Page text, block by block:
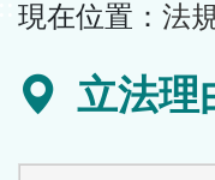
區
現在位置： 法
立法理